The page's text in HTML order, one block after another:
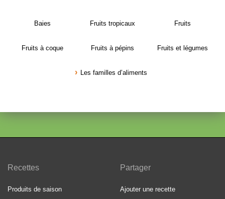
Baies Fruits tropicaux Fruits
Fruits à coque Fruits à pépins Fruits et légumes
Les familles d’aliments
Recettes
Produits de saison
Partager
Ajouter une recette